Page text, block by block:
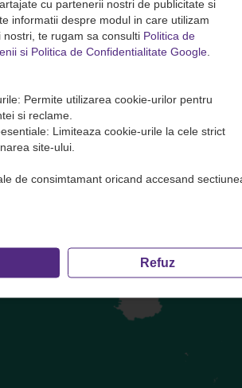
Plata se face DOAR pe site sau
prin dispecerat!
Vezi programul și
·
cu partenerii nostri de publicitate si
informatii despre modul in care utilizam
te rugam sa consulti Politica de
si Politica de Confidentialitate Google
Permite utilizarea cookie-urilor pentru
si reclame.
Limiteaza cookie-urile la cele strict
site-ului.
de consimtamant oricand accesand
Refuz